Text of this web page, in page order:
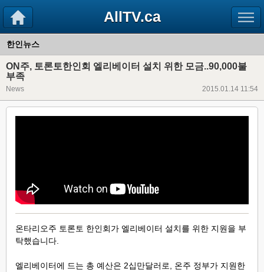
AllTV.ca
한인뉴스
ON주, 토론토한인회 엘리베이터 설치 위한 모금..90,000불
부족
News 2015.01.14 11:54
온타리오주 토론토 한인회가 엘리베이터 설치를 위한 지원을 부
탁했습니다.
엘리베이터에 드는 총 예산은 2십만달러로, 온주 정부가 지원한